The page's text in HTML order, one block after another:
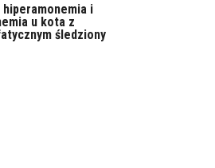
i
u kota z
śledziony